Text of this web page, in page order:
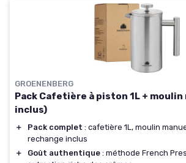
GROENENBERG
Pack Cafetière à piston 1L +
inclus)
＋ Pack complet : cafetière 1L, moulin
rechange inclus
＋
Goût authentique : méthode French